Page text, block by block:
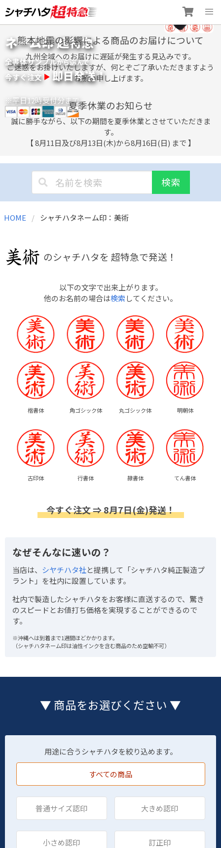
to
content
ネーム印 超特急
全書体サンプルから選んで
今すぐ注文 即日発送！
※平日12時受付分まで
熊本地震の影響による商品のお届けについて
九州全域へのお届けに遅延が発生する見込みです。
ご迷惑をお掛けいたしますが、何とぞご了承いただきますよう
お願い申し上げます。
夏季休業のお知らせ
誠に勝手ながら、以下の期間を夏季休業とさせていただきま
す。
【 8月11日及び8月13日(木)から8月16日(日) まで 】
検索
HOME シャチハタネーム印：美術
のシャチハタを 超特急で発送！
以下の文字で出来上がります。
他のお名前の場合は検索してください。
楷書体 角ゴシック体 丸ゴシック体 明朝体
古印体 行書体 隷書体 てん書体
今すぐ注文 ⇒ 8月7日(金)発送！
なぜそんなに速いの？
当店は、 シヤチハタ社と提携して「シャチハタ純正製造プ
ラント」を社内に設置しています。
社内で製造したシャチハタをお客様に直送するので、驚き
のスピードとお値打ち価格を実現することができるので
す。
※沖縄へは到着まで1週間ほどかかります。
（シャチハタネーム印は油性インクを含む商品のため空輸不可）
▼ 商品をお選びください ▼
用途に合うシャチハタを絞り込めます。
すべての商品
普通サイズ認印 大きめ認印
小さめ認印 訂正印